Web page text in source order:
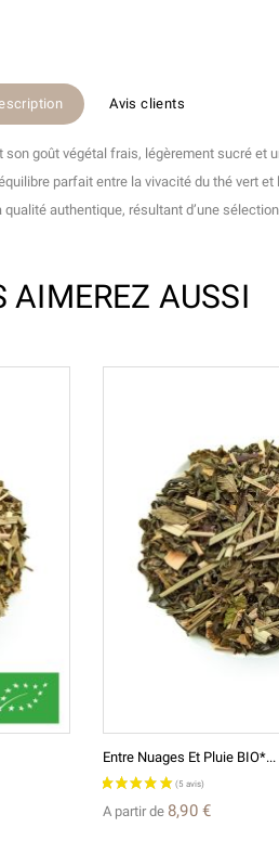
Avis clients
goût végétal frais, légèrement sucré et
parfait entre la vivacité du thé vert
authentique, résultant d’une
AIMEREZ AUSSI
Entre Nuages Et Pluie BIO*...
A partir de 8,90 €